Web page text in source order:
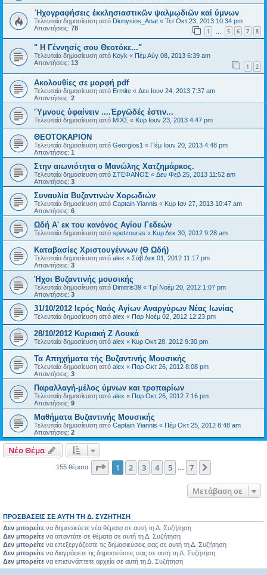
᾿Ηχογραφήσεις ἐκκλησιαστικῶν ψαλμῳδιῶν καί ὕμνων
Τελευταία δημοσίευση από Dionysios_Anat « Τετ Οκτ 23, 2013 10:34 pm
Απαντήσεις: 78 1 5 6 7 8
" Η Γέννησίς σου Θεοτόκε..."
Τελευταία δημοσίευση από Koyk « Πέμ Αύγ 08, 2013 6:39 am
Απαντήσεις: 13 1 2
Ακολουθίες σε μορφή pdf
Τελευταία δημοσίευση από Ermite « Δευ Ιουν 24, 2013 7:37 am
Απαντήσεις: 2
Ὕμνους ὑφαίνειν ....Ἐργῶδές ἐστιν...
Τελευταία δημοσίευση από ΜΙΧΣ « Κυρ Ιουν 23, 2013 4:47 pm
ΘΕΟΤΟΚΑΡΙΟΝ
Τελευταία δημοσίευση από Georgios1 « Πέμ Ιουν 20, 2013 4:48 pm
Απαντήσεις: 1
Στην αιωνιότητα ο Μανώλης Χατζημάρκος.
Τελευταία δημοσίευση από ΣΤΕΦΑΝΟΣ « Δευ Φεβ 25, 2013 11:52 am
Απαντήσεις: 3
Συναυλία Βυζαντινών Χορωδιών
Τελευταία δημοσίευση από Captain Yiannis « Κυρ Ιαν 27, 2013 10:47 am
Απαντήσεις: 6
Ωδή Α' εκ του κανόνος Αγίου Γεδεών
Τελευταία δημοσίευση από spetzouras « Κυρ Δεκ 30, 2012 9:28 am
Καταβασίες Χριστουγέννων (Θ Ωδή)
Τελευταία δημοσίευση από alex « Σάβ Δεκ 01, 2012 11:17 pm
Απαντήσεις: 3
Ήχοι Βυζαντινής μουσικής
Τελευταία δημοσίευση από Dimitris39 « Τρί Νοέμ 20, 2012 1:07 pm
Απαντήσεις: 3
31/10/2012 Iερός Nαός Aγίων Αναργύρων Νέας Ιωνίας
Τελευταία δημοσίευση από alex « Παρ Νοέμ 02, 2012 12:23 pm
28/10/2012 Κυριακή Z Λουκά
Τελευταία δημοσίευση από alex « Κυρ Οκτ 28, 2012 9:30 pm
Τα Απηχήματα τής Βυζαντινής Μουσικής
Τελευταία δημοσίευση από alex « Παρ Οκτ 26, 2012 8:08 pm
Απαντήσεις: 3
Παραλλαγή-μέλος ύμνων και τροπαρίων
Τελευταία δημοσίευση από alex « Παρ Οκτ 26, 2012 7:16 pm
Απαντήσεις: 9
Μαθήματα Βυζαντινής Μουσικής
Τελευταία δημοσίευση από Captain Yiannis « Πέμ Οκτ 25, 2012 8:48 am
Απαντήσεις: 2
Νέο Θέμα
155 θέματα Σελίδα από7
1 2 3 4 5 7
Μετάβαση σε
ΠΡΟΣΒΆΣΕΙΣ ΣΕ ΑΥΤΉ ΤΗ Δ. ΣΥΖΉΤΗΣΗ
Δεν μπορείτε να δημοσιεύετε νέα θέματα σε αυτή τη Δ. Συζήτηση
Δεν μπορείτε να απαντάτε σε θέματα σε αυτή τη Δ. Συζήτηση
Δεν μπορείτε να επεξεργάζεστε τις δημοσιεύσεις σας σε αυτή τη Δ. Συζήτηση
Δεν μπορείτε να διαγράφετε τις δημοσιεύσεις σας σε αυτή τη Δ. Συζήτηση
Δεν μπορείτε να επισυνάπτετε αρχεία σε αυτή τη Δ. Συζήτηση